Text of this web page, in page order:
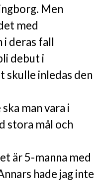
Men
med
i deras fall
debut i
skulle inledas den
man vara i
stora mål och
är 5-manna med
hade jag inte